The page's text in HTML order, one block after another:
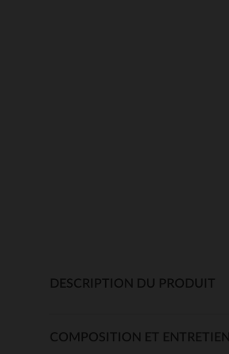
DESCRIPTION DU PRODUIT
COMPOSITION ET ENTRETIEN